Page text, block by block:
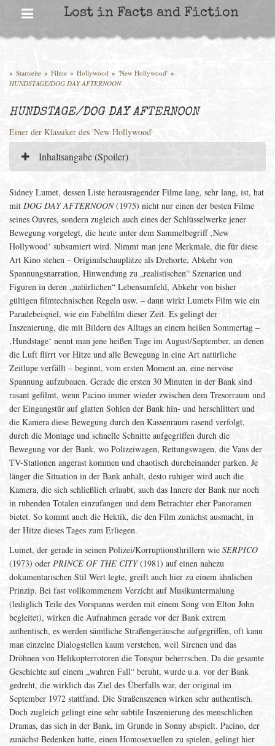
Lost in Facts and Fiction
» Startseite » Filme » Hollywood » 'New Hollywood' »
HUNDSTAGE/DOG DAY AFTERNOON
HUNDSTAGE/DOG DAY AFTERNOON
Einer der Klassiker des 'New Hollywood'
Inhaltsangabe (Spoiler)
Sidney Lumet, dessen Liste herausragender Filme lang, sehr lang, ist, hat
mit DOG DAY AFTERNOON(1975) nicht nur einen der besten Filme
seines Ouvres, sondern zugleich auch eines der Schlüsselwerke jener
Bewegung vorgelegt, die heute unter dem Sammelbegriff ‚New
Hollywood‘ subsumiert wird. Nimmt man jene Merkmale, die für diese
Art Kino stehen – Originalschauplätze als Drehorte, Abkehr von
Spannungsnarration, Hinwendung zu „realistischen“ Szenarien und
Figuren in deren „natürlichen“ Lebensumfeld, Abkehr von bisher
gültigen filmtechnischen Regeln usw. – dann wirkt Lumets Film wie ein
Paradebeispiel, wie ein Fabelfilm dieser Zeit. Es gelingt der
Inszenierung, die mit Bildern des Alltags an einem heißen Sommertag –
‚Hundstage‘ nennt man jene heißen Tage im August/September, an denen
die Luft flirrt vor Hitze und alle Bewegung in eine Art natürliche
Zeitlupe verfällt – beginnt, vom ersten Moment an, eine nervöse
Spannung aufzubauen. Gerade die ersten 30 Minuten in der Bank sind
rasant gefilmt, wenn Pacino immer wieder zwischen dem Tresorraum und
der Eingangstür auf glatten Sohlen der Bank hin- und herschlittert und
die Kamera diese Bewegung durch den Kassenraum rasend verfolgt,
durch die Montage und schnelle Schnitte aufgegriffen durch die
Bewegung vor der Bank, wo Polizeiwagen, Rettungswagen, die Vans der
TV-Stationen angerast kommen und chaotisch durcheinander parken. Je
länger die Situation in der Bank anhält, desto ruhiger wird auch die
Kamera, die sich schließlich erlaubt, auch das Innere der Bank nur noch
in ruhenden Totalen einzufangen und dem Betrachter eher Panoramen
bietet. So kommt auch die Hektik, die den Film zunächst ausmacht, in
der Hitze dieses Tages zum Erliegen.
Lumet, der gerade in seinen Polizei/Korruptionsthrillern wie SERPICO
(1973) oder PRINCE OF THE CITY(1981) auf einen nahezu
dokumentarischen Stil Wert legte, greift auch hier zu einem ähnlichen
Prinzip. Bei fast vollkommenem Verzicht auf Musikuntermalung
(lediglich Teile des Vorspanns werden mit einem Song von Elton John
begleitet), wirken die Aufnahmen gerade vor der Bank extrem
authentisch, es werden sämtliche Straßengeräusche aufgegriffen, oft kann
man einzelne Dialogstellen kaum verstehen, weil Sirenen und das
Dröhnen von Helikopterrotoren die Tonspur beherrschen. Da die gesamte
Geschichte auf einem „wahren Fall“ beruht, wurde u.a. vor der Bank
gedreht, die wirklich das Ziel des Überfalls war, der original im
September 1972 stattfand. Die Straßenszenen wirken sehr authentisch.
Doch zugleich gelingt eine sehr subtile Inszenierung des menschlichen
Dramas, das sich in der Bank, im Grunde in Sonny abspielt. Pacino, der
zunächst Bedenken hatte, einen Homosexuellen zu spielen, gelingt hier